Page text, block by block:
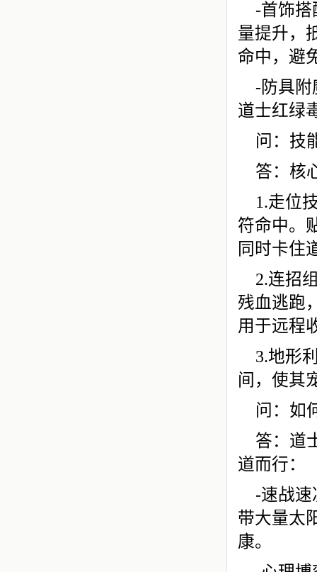
-首饰搭
量提升，
命中，避
-防具附
道士红绿
问：技
答：核
1.走位
符命中。
同时卡住
2.连招
残血逃跑
用于远程
3.地形
间，使其
问：如
答：道
道而行：
-速战速
带大量太
康。